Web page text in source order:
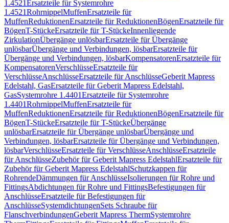
1.4521Ersatzteile für Systemrohre
1.4521RohrnippelMuffenErsatzteile für
MuffenReduktionenErsatzteile für ReduktionenBögenErsatzteile für
BögenT-StückeErsatzteile für T-StückeInnenliegende
ZirkulationÜbergänge unlösbarErsatzteile für Übergänge
unlösbarÜbergänge und Verbindungen, lösbarErsatzteile für
Übergänge und Verbindungen, lösbarKompensatorenErsatzteile für
KompensatorenVerschlüsseErsatzteile für
VerschlüsseAnschlüsseErsatzteile für AnschlüsseGeberit Mapress
Edelstahl, GasErsatzteile für Geberit Mapress Edelstahl,
GasSystemrohre 1.4401Ersatzteile für Systemrohre
1.4401RohrnippelMuffenErsatzteile für
MuffenReduktionenErsatzteile für ReduktionenBögenErsatzteile für
BögenT-StückeErsatzteile für T-StückeÜbergänge
unlösbarErsatzteile für Übergänge unlösbarÜbergänge und
Verbindungen, lösbarErsatzteile für Übergänge und Verbindungen,
lösbarVerschlüsseErsatzteile für VerschlüsseAnschlüsseErsatzteile
für AnschlüsseZubehör für Geberit Mapress EdelstahlErsatzteile für
Zubehör für Geberit Mapress EdelstahlSchutzkappen für
RohrendeDämmungen für AnschlüsseIsolierungen für Rohre und
FittingsAbdichtungen für Rohre und FittingsBefestigungen für
AnschlüsseErsatzteile für Befestigungen für
AnschlüsseSystemdichtungenSets Schraube für
FlanschverbindungenGeberit Mapress ThermSystemrohre